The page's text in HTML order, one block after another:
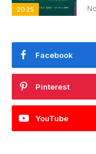
2025
Facebook
Pinterest
YouTube